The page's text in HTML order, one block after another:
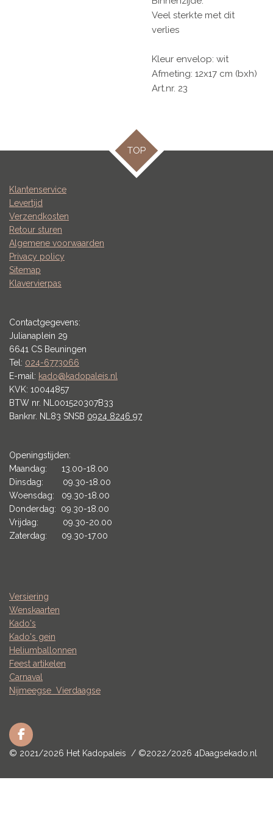
Veel sterkte met dit
verlies
Kleur envelop: wit
Afmeting: 12x17 cm (bxh)
Art.nr. 23
TOP
Klantenservice
Levertijd
Verzendkosten
Retour sturen
Algemene voorwaarden
Privacy policy
Sitemap
Klavervierpas
Contactgegevens:
Julianaplein 29
6641 CS Beuningen
Tel: 024-6773066
E-mail: kado@kadopaleis.nl
KVK: 10044857
BTW nr. NL001520307B33
Banknr. NL83 SNSB 0924 8246 97
Openingstijden:
Maandag: 13.00-18.00
Dinsdag: 09.30-18.00
Woensdag: 09.30-18.00
Donderdag: 09.30-18.00
Vrijdag: 09.30-20.00
Zaterdag: 09.30-17.00
Versiering
Wenskaarten
Kado's
Kado's gein
Heliumballonnen
Feest artikelen
Carnaval
Nijmeegse Vierdaagse
F
a
© 2021/2026 Het Kadopaleis / ©2022/2026 4Daagsekado.nl